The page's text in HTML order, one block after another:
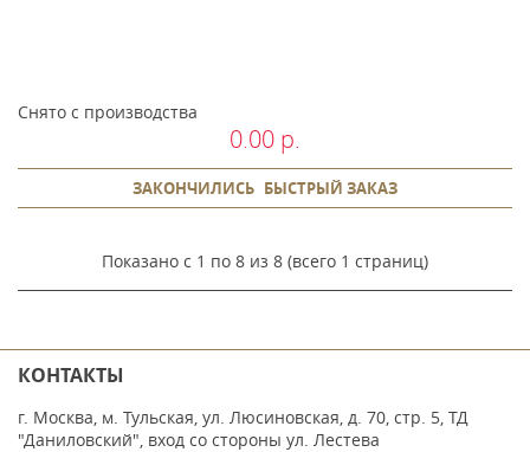
Снято с производства
0.00 р.
ЗАКОНЧИЛИСЬ БЫСТРЫЙ ЗАКАЗ
Показано с 1 по 8 из 8 (всего 1 страниц)
КОНТАКТЫ
г. Москва, м. Тульская, ул. Люсиновская, д. 70, стр. 5, ТД
"Даниловский", вход со стороны ул. Лестева